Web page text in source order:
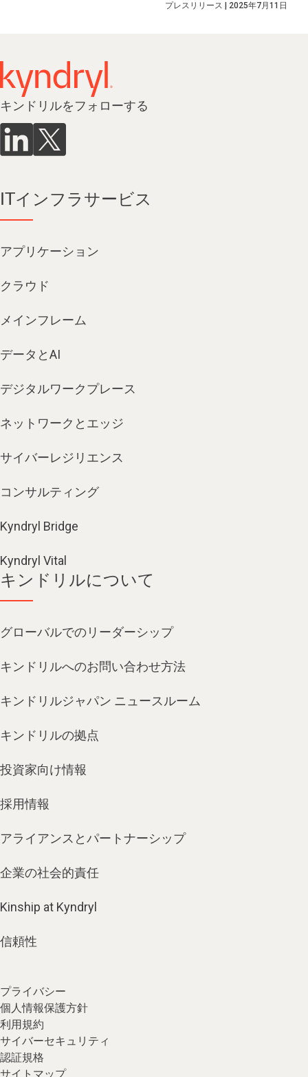
プレスリリース 2025年7月11日
キンドリルをフォローする
ITインフラサービス
アプリケーション
クラウド
メインフレーム
データとAI
デジタルワークプレース
ネットワークとエッジ
サイバーレジリエンス
コンサルティング
Kyndryl Bridge
Kyndryl Vital
キンドリルについて
グローバルでのリーダーシップ
キンドリルへのお問い合わせ方法
キンドリルジャパン ニュースルーム
キンドリルの拠点
投資家向け情報
採用情報
アライアンスとパートナーシップ
企業の社会的責任
Kinship at Kyndryl
信頼性
プライバシー
個人情報保護方針
利用規約
サイバーセキュリティ
認証規格
サイトマップ